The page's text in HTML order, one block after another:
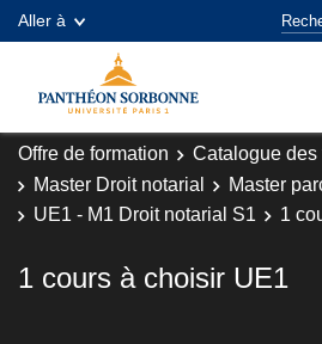
Aller à
Offre de formation Catalogue des
Master Droit notarial
Master
UE1 - M1 Droit notarial S1
1
1 cours à choisir UE1